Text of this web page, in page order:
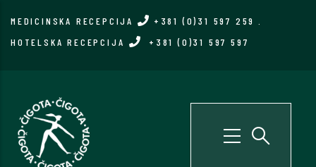
MEDICINSKA RECEPCIJA +381 (0)31 597 259
HOTELSKA RECEPCIJA
+381 (0)31 597 597